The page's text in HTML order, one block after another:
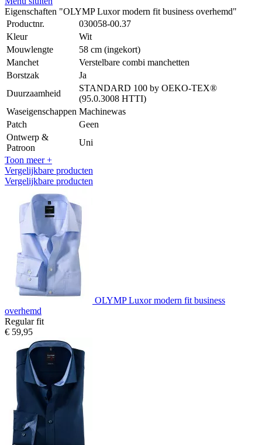
Eigenschaften "OLYMP Luxor modern fit business overhemd"
Productnr.
030058-00.37
Kleur
Wit
Mouwlengte
58 cm (ingekort)
Manchet
Verstelbare combi manchetten
Borstzak
Ja
Duurzaamheid
STANDARD 100 by OEKO-TEX®
(95.0.3008 HTTI)
Waseigenschappen Machinewas
Patch
Geen
Ontwerp &
Patroon
Uni
Toon meer +
Vergelijkbare producten
Vergelijkbare producten
OLYMP Luxor modern fit business
overhemd
Regular fit
€ 59,95